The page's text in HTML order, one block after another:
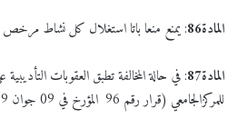
المادة86: يمنع منعا باتا استغلال كل نشاط مرخص
المادة87: في حالة المخالفة تطبق العقوبات
للمركزالجامعي (قرار رقم 96 المؤرخ في 09 جوان 1989).